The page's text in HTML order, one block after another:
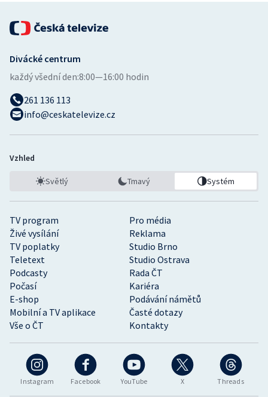
Instagram Facebook YouTube X Threads
TV program
Pro média
Živé vysílání
Reklama
TV poplatky
Studio Brno
Teletext
Studio Ostrava
Podcasty
Rada ČT
Počasí
Kariéra
E-shop
Podávání námětů
Mobilní a TV aplikace
Časté dotazy
Vše o ČT
Kontakty
Divácké centrum
každý všední den:8:00—16:00 hodin
261 136 113
info@ceskatelevize.cz
Vzhled
Světlý Tmavý Systém